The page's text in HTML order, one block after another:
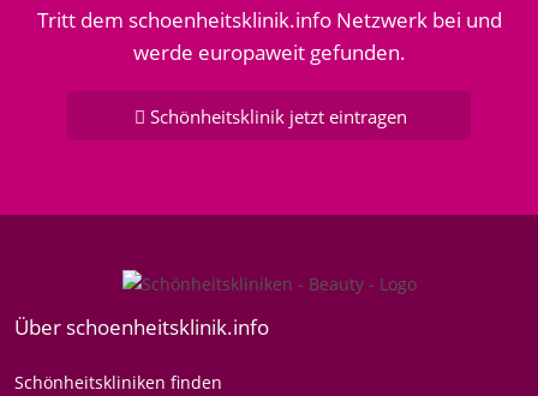
Tritt dem schoenheitsklinik.info Netzwerk bei und
werde europaweit gefunden.
Schönheitsklinik jetzt eintragen
Über schoenheitsklinik.info
Schönheitskliniken finden